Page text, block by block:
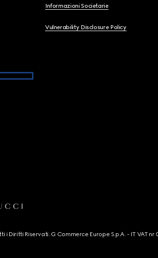
Informazioni Societarie
Vulnerability Disclosure Policy
i Diritti Riservati. G Commerce Europe S.p.A. - IT VAT